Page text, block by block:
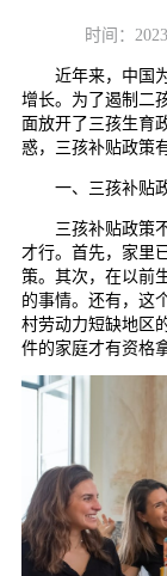
时间：
近年来，中国为
增长。为了遏制二
面放开了三孩生育
惑，三孩补贴政策
一、三孩补贴政
三孩补贴政策不
才行。首先，家里
策。其次，在以前
的事情。还有，这
村劳动力短缺地区
件的家庭才有资格